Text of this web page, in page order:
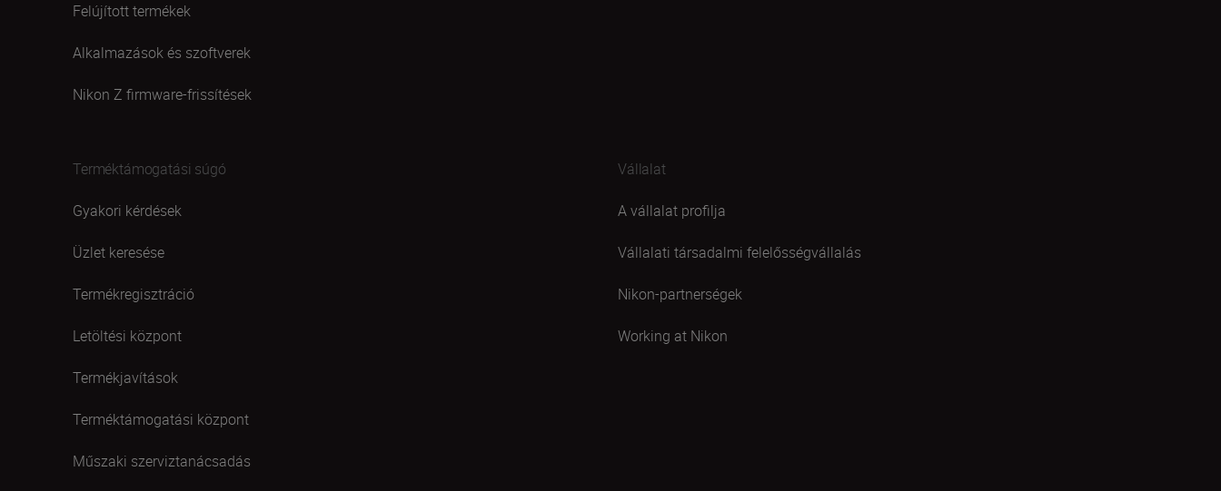
Felújított termékek
Alkalmazások és szoftverek
Nikon Z firmware-frissítések
Terméktámogatási súgó
Gyakori kérdések
Üzlet keresése
Termékregisztráció
Letöltési központ
Termékjavítások
Terméktámogatási központ
Műszaki szerviztanácsadás
Vállalat
A vállalat profilja
Vállalati társadalmi felelősségvállalás
Nikon-partnerségek
Working at Nikon